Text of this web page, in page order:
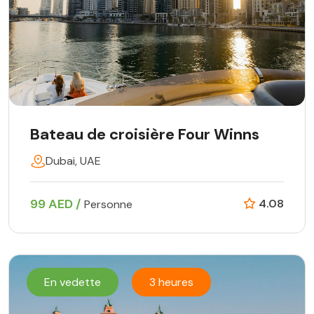
Bateau de croisière Four Winns
Dubai, UAE
99 AED / Personne 4.08
En vedette 3 heures